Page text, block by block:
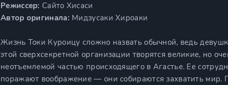
Режиссер: Сайто Хисаси
Автор оригинала: Мидзусаки Хироаки
Жизнь Токи Куроицу сложно назвать обычной, ведь
этой сверхсекретной организации творятся великие, но
неотъемлемой частью происходящего в Агастье. Ее
поражают воображение — они собираются захватить мир.